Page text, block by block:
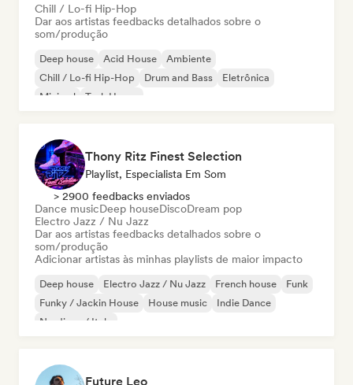
Chill / Lo-fi Hip-Hop
Dar aos artistas feedbacks detalhados sobre o
som/produção
Deep house Acid House
Ambiente
Chill / Lo-fi Hip-Hop
Drum and Bass
Eletrônica
Minimal
Tech House
Thony Ritz Finest Selection
Playlist, Especialista Em Som
> 2900 feedbacks enviados
Dance musicDeep houseDiscoDream pop
Electro Jazz / Nu Jazz
Dar aos artistas feedbacks detalhados sobre o
som/produção
Adicionar artistas às minhas playlists de maior impacto
Deep house Electro Jazz / Nu Jazz French house
Funk
Funky / Jackin House
House music
Indie Dance
Nu-disco / Italo
Future Leo